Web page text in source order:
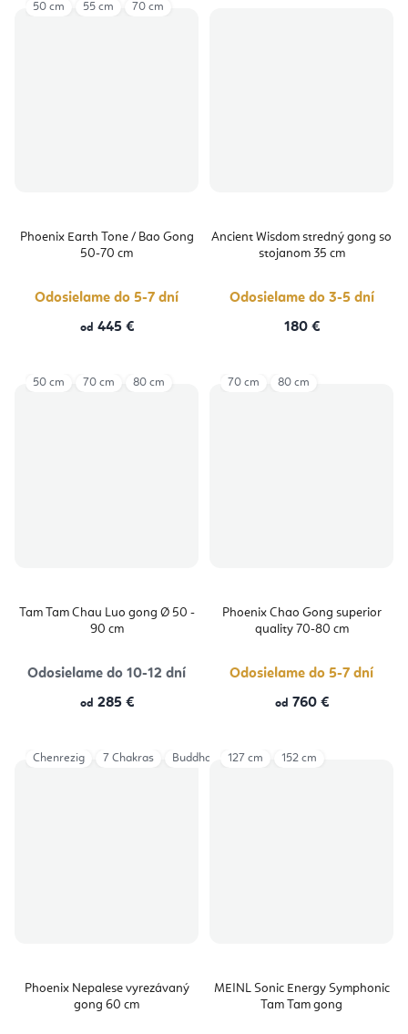
Phoenix Earth Tone / Bao Gong
50-70 cm
Odosielame do 5-7 dní
od 445 €
50 cm 55 cm 70 cm
Ancient Wisdom stredný gong so
stojanom 35 cm
Odosielame do 3-5 dní
180 €
Tam Tam Chau Luo gong Ø 50 -
90 cm
Odosielame do 10-12 dní
od 285 €
50 cm 70 cm 80 cm
Phoenix Chao Gong superior
quality 70-80 cm
Odosielame do 5-7 dní
od 760 €
70 cm 80 cm
Phoenix Nepalese vyrezávaný
gong 60 cm
Chenrezig 7 Chakras Buddha Shakyamuni
MEINL Sonic Energy Symphonic
Tam Tam gong
127 cm 152 cm